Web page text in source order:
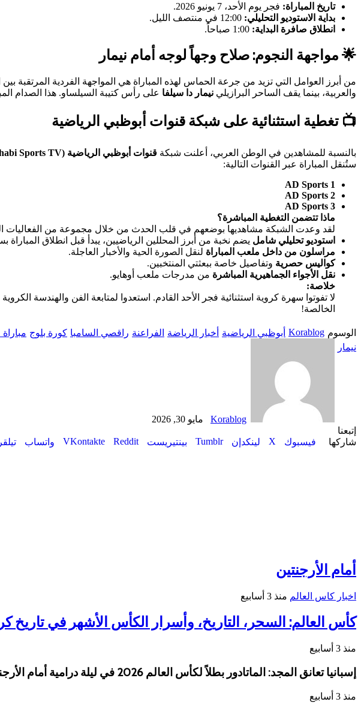
تاريخ المباراة: فجر يوم الأحد، 7 يونيو 2026.
بداية الاستوديو التحليلي:
انطلاق صافرة البداية:
🌟 مواجهة النجوم: صلاح وجهاً لوجه أمام نيمار
من أبرز العوامل التي تزيد من جرعة الحماس لهذه المباراة هي المواجهة الفردية المرتقبة
والعربية، بينما يقف الساحر البرازيلي نيمار دا سيلفا على رأس كتيبة السيلساو. هذا الصدام المباشر بين رقمي “10” في كلا المنتخبين يعد وجبة كروية
📺 تغطية استثنائية على شبكة قنوات أبوظبي الرياضية
بالنسبة للمشاهدين في الوطن العربي، أعلنت شبكة قنوات أبوظبي الرياضية (Abu Dhabi Sports TV)
ستُنقل المباراة عبر القنوات التالية:
AD Sports 1
AD Sports 2
AD Sports 3
ماذا تتضمن التغطية المباشرة؟
لقد وعدت الشبكة مشاهديها بوضعهم في قلب الحدث من خلال مجموعة من الفعاليات
استوديو تحليلي شامل يضم نخبة من أبرز المحللين الرياضيين، يبدأ قبل انطلاق المباراة
مراسلون من داخل ملعب المباراة لنقل الصورة الحية والأخبار العاجلة.
كواليس حصرية وتفاصيل خاصة ببعثتي المنتخبين.
نقل الأجواء الجماهيرية المباشرة من مدرجات ملعب أوهايو.
خلاصة:
لا تفوتوا سهرة كروية استثنائية فجر الأحد القادم. استعدوا لمتابعة الفن والهندسة
الخالصة!
الوسوم Korablog أبوظبي الرياضية أخبار الرياضة الفراعنة راقصي السامبا كورة بلوج
نيمار
Korablog مايو 30, 2026
فيسبوك
‫X
لينكدإن
بينتيريست
ماسنجر
ماسنجر
واتساب
تيلقرام
مشاركة
عبر
إتبعنا
شاركها
فيسبوك ‫X لينكدإن بينتيريست واتساب
أمام الأرجنتين
اخبار كاس العالم منذ 3 أسابيع
كأس العالم: السحر، التاريخ، وأسرار الكأس الأشهر في تاريخ
منذ 3 أسابيع
إسبانيا تعانق المجد: الماتادور بطلاً لكأس العالم 2026 في ليلة درامية أمام الأرجنتين
منذ 3 أسابيع